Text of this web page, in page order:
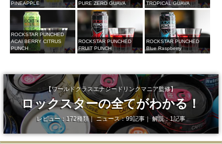
PINEAPPLE
PURE ZERO GUAVA
TROPICAL GUAVA
ROCKSTAR PUNCHED
ACAI BERRY CITRUS
PUNCH
ROCKSTAR PUNCHED
FRUIT PUNCH
ROCKSTAR PUNCHED
Blue Raspberry
【ワールドクラスエナジードリンクマニア監修】
ロックスターの全てがわかる！
レビュー：172種類｜ ニュース：99記事｜ 解説：1記事